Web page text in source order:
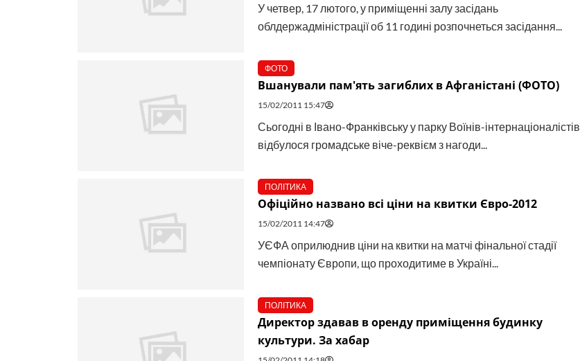
У четвер, 17 лютого, у приміщенні залу засідань
облдержадміністрації об 11 годині розпочнеться засідання...
ФОТО
Вшанували пам'ять загиблих в Афганістані (ФОТО)
15/02/2011 15:47
Сьогодні в Івано-Франківську у парку Воїнів-інтернаціоналістів
відбулося громадське віче-реквієм з нагоди...
ПОЛІТИКА
Офіційно названо всі ціни на квитки Євро-2012
15/02/2011 14:47
УЄФА оприлюднив ціни на квитки на матчі фінальної стадії
чемпіонату Європи, що проходитиме в Україні...
ПОЛІТИКА
Директор здавав в оренду приміщення будинку
культури. За хабар